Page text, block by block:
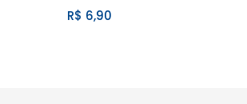
R$ 6,90